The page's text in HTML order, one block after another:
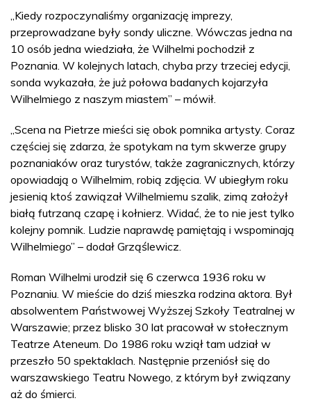
„Kiedy rozpoczynaliśmy organizację imprezy,
przeprowadzane były sondy uliczne. Wówczas jedna na
10 osób jedna wiedziała, że Wilhelmi pochodził z
Poznania. W kolejnych latach, chyba przy trzeciej edycji,
sonda wykazała, że już połowa badanych kojarzyła
Wilhelmiego z naszym miastem” – mówił.
„Scena na Pietrze mieści się obok pomnika artysty. Coraz
częściej się zdarza, że spotykam na tym skwerze grupy
poznaniaków oraz turystów, także zagranicznych, którzy
opowiadają o Wilhelmim, robią zdjęcia. W ubiegłym roku
jesienią ktoś zawiązał Wilhelmiemu szalik, zimą założył
białą futrzaną czapę i kołnierz. Widać, że to nie jest tylko
kolejny pomnik. Ludzie naprawdę pamiętają i wspominają
Wilhelmiego” – dodał Grząślewicz.
Roman Wilhelmi urodził się 6 czerwca 1936 roku w
Poznaniu. W mieście do dziś mieszka rodzina aktora. Był
absolwentem Państwowej Wyższej Szkoły Teatralnej w
Warszawie; przez blisko 30 lat pracował w stołecznym
Teatrze Ateneum. Do 1986 roku wziął tam udział w
przeszło 50 spektaklach. Następnie przeniósł się do
warszawskiego Teatru Nowego, z którym był związany
aż do śmierci.